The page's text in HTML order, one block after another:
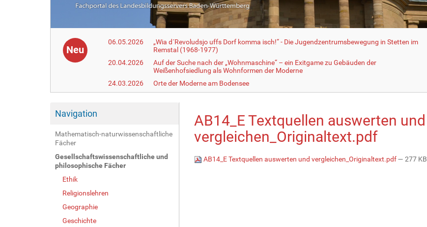
Neu
06.05.2026
„Wia d´Revoludsjo uffs Dorf komma isch!“ - Die Jugendzentrumsbewegung in Stetten im
Remstal (1968-1977)
20.04.2026
Auf der Suche nach der „Wohnmaschine“ – ein Exitgame zu Gebäuden der
Weißenhofsiedlung als Wohnformen der Moderne
24.03.2026
Orte der Moderne am Bodensee
Navigation
Mathematisch-naturwissenschaftliche
Fächer
Gesellschaftswissenschaftliche und
philosophische Fächer
Ethik
Religionslehren
Geographie
Geschichte
AB14_E Textquellen auswerten und
vergleichen_Originaltext.pdf
AB14_E Textquellen auswerten und vergleichen_Originaltext.pdf— 277 KB